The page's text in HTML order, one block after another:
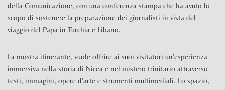
della Comunicazione, con una conferenza stampa che ha avuto lo
scopo di sostenere la preparazione dei giornalisti in vista del
viaggio del Papa in Turchia e Libano.
La mostra itinerante, vuole offrire ai suoi visitatori un’esperienza
immersiva nella storia di Nicea e nel mistero trinitario attraverso
testi, immagini, opere d’arte e strumenti multimediali. Lo spazio,